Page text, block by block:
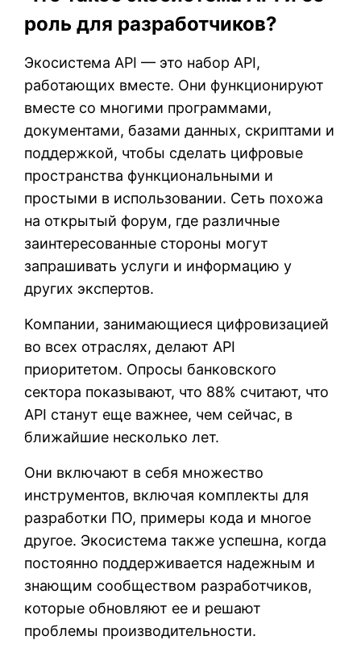
роль для разработчиков?
Экосистема API — это набор API,
работающих вместе. Они функционируют
вместе со многими программами,
документами, базами данных, скриптами и
поддержкой, чтобы сделать цифровые
пространства функциональными и
простыми в использовании. Сеть похожа
на открытый форум, где различные
заинтересованные стороны могут
запрашивать услуги и информацию у
других экспертов.
Компании, занимающиеся цифровизацией
во всех отраслях, делают API
приоритетом. Опросы банковского
сектора показывают, что 88% считают, что
API станут еще важнее, чем сейчас, в
ближайшие несколько лет.
Они включают в себя множество
инструментов, включая комплекты для
разработки ПО, примеры кода и многое
другое. Экосистема также успешна, когда
постоянно поддерживается надежным и
знающим сообществом разработчиков,
которые обновляют ее и решают
проблемы производительности.